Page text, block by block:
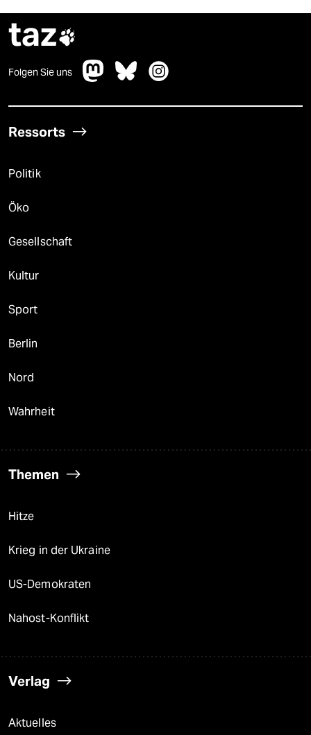
taz
Folgen Sie uns
Ressorts
Politik
Öko
Gesellschaft
Kultur
Sport
Berlin
Nord
Wahrheit
Themen
Hitze
Krieg in der Ukraine
US-Demokraten
Nahost-Konflikt
Verlag
Aktuelles